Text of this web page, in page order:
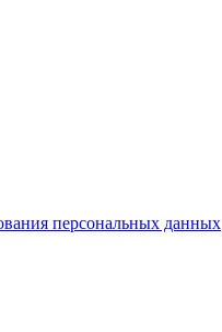
персональных данных